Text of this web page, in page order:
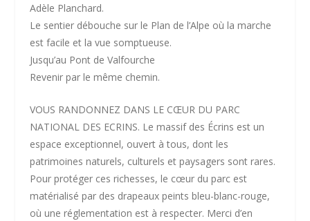
Adèle Planchard.
Le sentier débouche sur le Plan de l’Alpe où la marche
est facile et la vue somptueuse.
Jusqu’au Pont de Valfourche
Revenir par le même chemin.
VOUS RANDONNEZ DANS LE CŒUR DU PARC
NATIONAL DES ECRINS. Le massif des Écrins est un
espace exceptionnel, ouvert à tous, dont les
patrimoines naturels, culturels et paysagers sont rares.
Pour protéger ces richesses, le cœur du parc est
matérialisé par des drapeaux peints bleu-blanc-rouge,
où une réglementation est à respecter. Merci d’en